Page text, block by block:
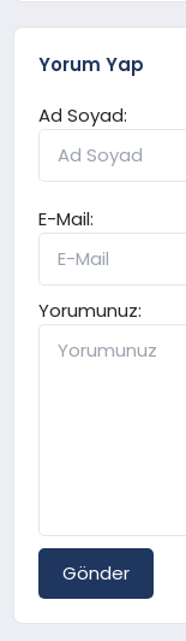
Yorum Yap
Ad Soyad:
E-Mail:
Yorumunuz:
Gönder